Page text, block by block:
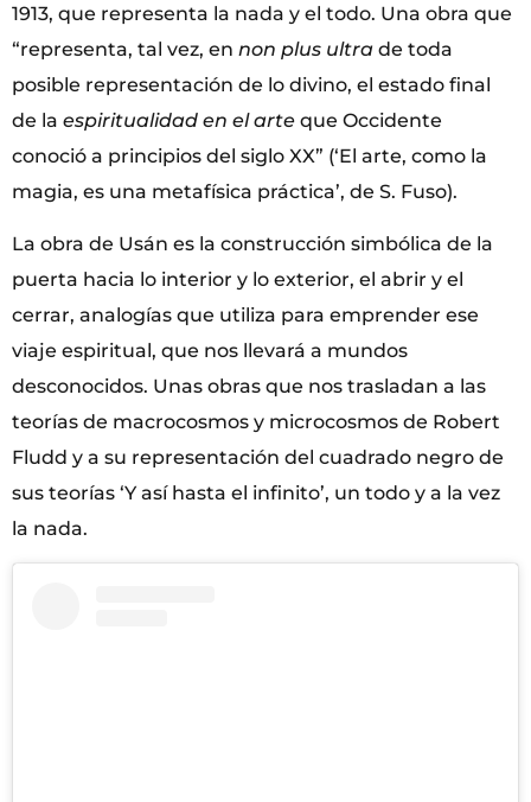
1913, que representa la nada y el todo. Una obra que
“representa, tal vez, en non plus ultra de toda
posible representación de lo divino, el estado final
de la espiritualidad en el arte que Occidente
conoció a principios del siglo XX” (‘El arte, como la
magia, es una metafísica práctica’, de S. Fuso).
La obra de Usán es la construcción simbólica de la
puerta hacia lo interior y lo exterior, el abrir y el
cerrar, analogías que utiliza para emprender ese
viaje espiritual, que nos llevará a mundos
desconocidos. Unas obras que nos trasladan a las
teorías de macrocosmos y microcosmos de Robert
Fludd y a su representación del cuadrado negro de
sus teorías ‘Y así hasta el infinito’, un todo y a la vez
la nada.